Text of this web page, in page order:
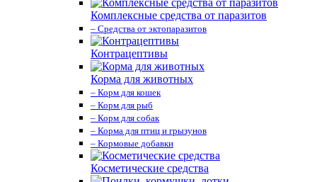
Комплексные средства от паразитов
– Средства от эктопаразитов
Контрацептивы
Корма для животных
– Корм для кошек
– Корм для рыб
– Корм для собак
– Корма для птиц и грызунов
– Кормовые добавки
Косметические средства